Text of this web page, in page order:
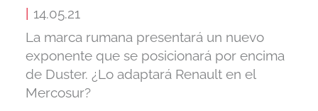
14.05.21
La marca rumana presentará un nuevo
exponente que se posicionará por encima
de Duster. ¿Lo adaptará Renault en el
Mercosur?